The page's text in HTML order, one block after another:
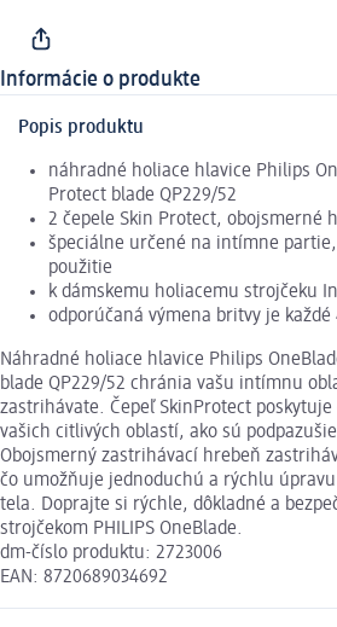
Informácie o produkte
Popis produktu
náhradné holiace hlavice Philips
Protect blade QP229/52
2 čepele Skin Protect, obojsmerné
špeciálne určené na intímne
použitie
k dámskemu holiacemu strojčeku
odporúčaná výmena britvy je každé
Náhradné holiace hlavice Philips
blade QP229/52 chránia vašu intímnu
zastrihávate. Čepeľ SkinProtect
vašich citlivých oblastí, ako sú
Obojsmerný zastrihávací hrebeň
čo umožňuje jednoduchú a rýchlu
tela. Doprajte si rýchle, dôkladné a
strojčekom PHILIPS OneBlade.
dm-číslo produktu: 2723006
EAN: 8720689034692